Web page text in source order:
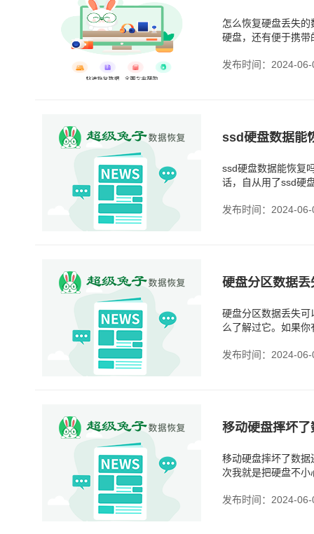
怎么恢复硬盘丢失
硬盘，还有便于携
发布时间：2024-06-
ssd硬盘数据能
ssd硬盘数据能恢复
话，自从用了ssd硬
发布时间：2024-06-
硬盘分区数据
硬盘分区数据丢失
么了解过它。如果
发布时间：2024-06-
移动硬盘摔坏
移动硬盘摔坏了数
次我就是把硬盘不
发布时间：2024-06-